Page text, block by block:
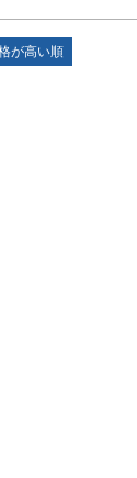
が高い順